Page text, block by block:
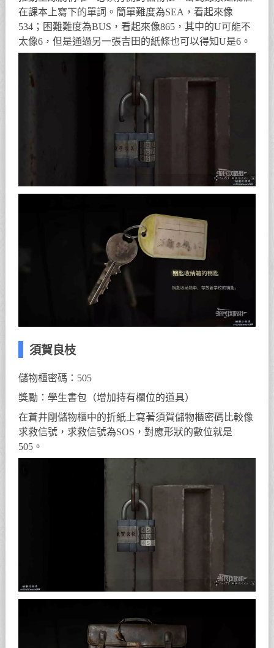
在課本上寫下的單詞。簡單難度為SEA，看起來像
534；困難難度為BUS，看起來像865，其中的U可能不
太像6，但是通過另一張吉田的紙條也可以得知U是6。
須賀良枝
儲物櫃密碼：505
獎勵：學生書包（增加持有欄位的道具）
在蒼井剛儲物櫃中的折紙上寫著須賀儲物櫃密碼比較像
求救信號，求救信號為SOS，對應形狀的數位就是
505。